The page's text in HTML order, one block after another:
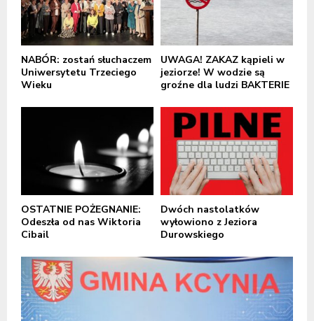
NABÓR: zostań słuchaczem
Uniwersytetu Trzeciego
Wieku
UWAGA! ZAKAZ kąpieli w
jeziorze! W wodzie są
groźne dla ludzi BAKTERIE
OSTATNIE POŻEGNANIE:
Odeszła od nas Wiktoria
Cibail
Dwóch nastolatków
wyłowiono z Jeziora
Durowskiego